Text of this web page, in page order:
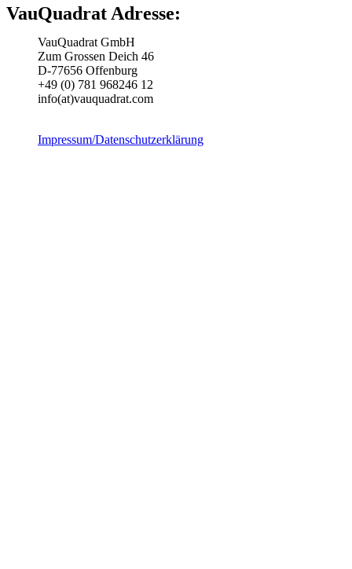
VauQuadrat Adresse:
VauQuadrat GmbH
Zum Grossen Deich 46
D-77656 Offenburg
+49 (0) 781 968246 12
info(at)vauquadrat.com
Impressum/Datenschutzerklärung